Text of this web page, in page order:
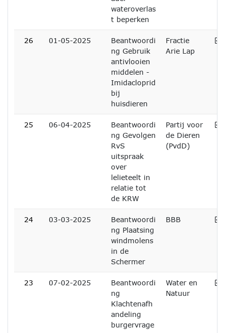
wateroverlas
t beperken
26 01-05-2025
Beantwoordi
ng Gebruik
antivlooien
middelen -
Imidacloprid
bij
huisdieren
Fractie
Arie Lap
25 06-04-2025
Beantwoordi
ng Gevolgen
RvS
uitspraak
over
lelieteelt in
relatie tot
de KRW
Partij voor
de Dieren
(PvdD)
24 03-03-2025
Beantwoordi
ng Plaatsing
windmolens
in de
Schermer
BBB
23 07-02-2025
Beantwoordi
ng
Klachtenafh
andeling
burgervrage
Water en
Natuur